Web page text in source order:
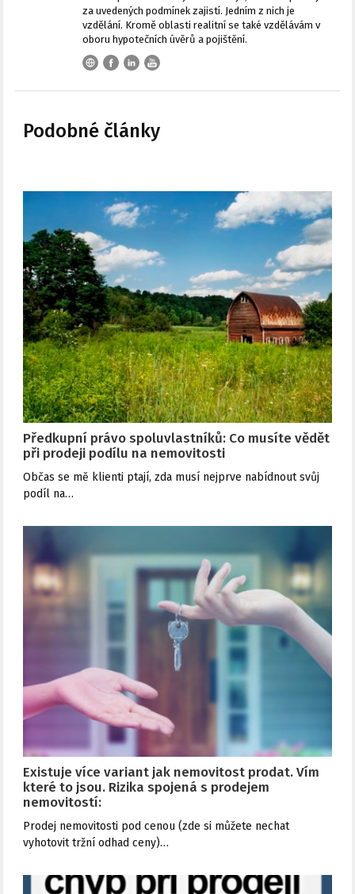
za uvedených podmínek zajistí. Jedním z nich je
vzdělání. Kromě oblasti realitní se také vzdělávám v
oboru hypotečních úvěrů a pojištění.
Podobné články
Předkupní právo spoluvlastníků: Co musíte vědět
při prodeji podílu na nemovitosti
Občas se mě klienti ptají, zda musí nejprve nabídnout svůj
podíl na…
Existuje více variant jak nemovitost prodat. Vím
které to jsou. Rizika spojená s prodejem
nemovitostí:
Prodej nemovitosti pod cenou (zde si můžete nechat
vyhotovit tržní odhad ceny)…